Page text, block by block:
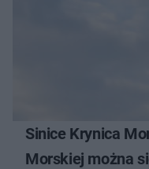
Sinice Krynica
Morskiej można